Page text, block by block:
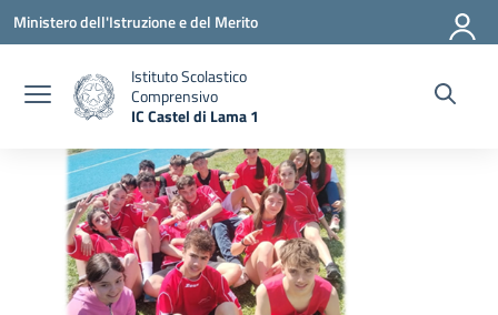
Vai ai contenuti
Vai al menu di navigazione
Vai al footer
Ministero dell'Istruzione e del Merito
Istituto Scolastico
Comprensivo
IC Castel di Lama 1